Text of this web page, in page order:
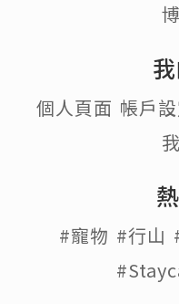
個人頁面 帳戶
#寵物 #行山